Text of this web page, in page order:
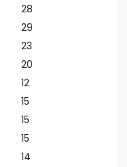
28
29
23
20
12
15
15
15
14